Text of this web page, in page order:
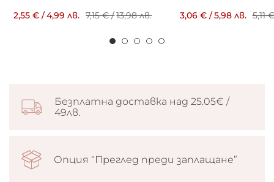
2,55 € /4,99 лв. 7,15 €/13,98 лв. 3,06 €/5,98 лв. 5,11 €
Безплатна доставка над 25.05€ /
49лв.
Опция “Преглед преди заплащане”